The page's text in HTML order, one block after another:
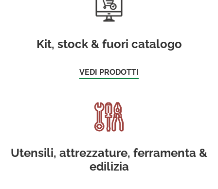
Kit, stock & fuori catalogo
VEDI PRODOTTI
Utensili, attrezzature, ferramenta &
edilizia